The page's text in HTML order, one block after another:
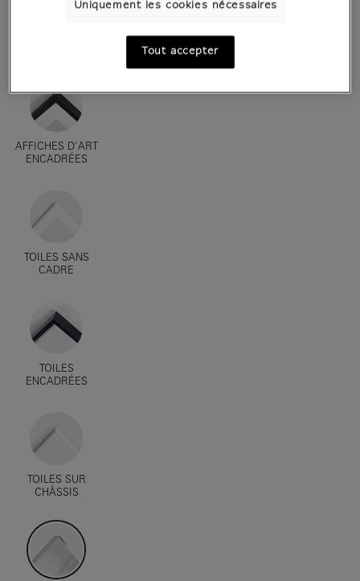
AFFICHES D'ART
ENCADRÉES
TOILES SANS
CADRE
TOILES
ENCADRÉES
TOILES SUR
CHÂSSIS
Uniquement les cookies nécessaires
Tout accepter